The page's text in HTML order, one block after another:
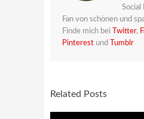
Social
Fan von schönen und
Finde mich bei
Twitter,
Pinterest und Tumblr
Related Posts